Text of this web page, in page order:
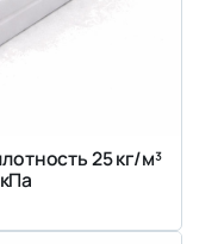
25 кг/м³